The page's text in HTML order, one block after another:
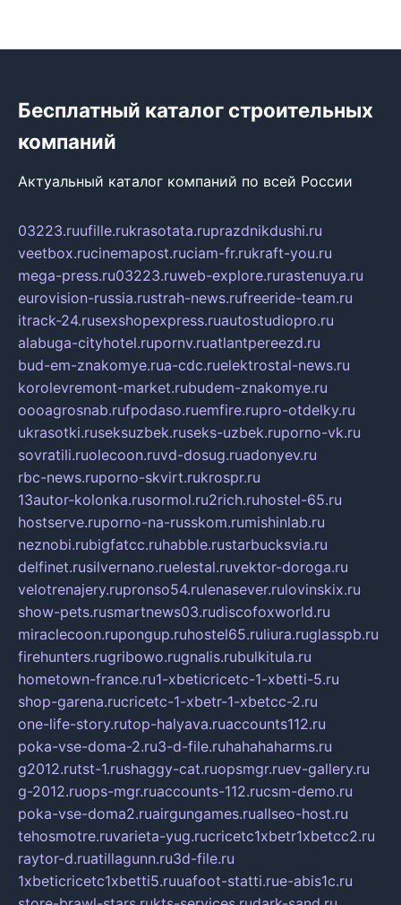
Бесплатный каталог строительных
компаний
Актуальный каталог компаний по всей России
03223.ruufille.rukrasotata.ruprazdnikdushi.ru
veetbox.rucinemapost.ruciam-fr.rukraft-you.ru
mega-press.ru03223.ruweb-explore.rurastenuya.ru
eurovision-russia.rustrah-news.rufreeride-team.ru
itrack-24.rusexshopexpress.ruautostudiopro.ru
alabuga-cityhotel.rupornv.ruatlantpereezd.ru
bud-em-znakomye.rua-cdc.ruelektrostal-news.ru
korolevremont-market.rubudem-znakomye.ru
oooagrosnab.rufpodaso.ruemfire.rupro-otdelky.ru
ukrasotki.ruseksuzbek.ruseks-uzbek.ruporno-vk.ru
sovratili.ruolecoon.ruvd-dosug.ruadonyev.ru
rbc-news.ruporno-skvirt.rukrospr.ru
13autor-kolonka.rusormol.ru2rich.ruhostel-65.ru
hostserve.ruporno-na-russkom.rumishinlab.ru
neznobi.rubigfatcc.ruhabble.rustarbucksvia.ru
delfinet.rusilvernano.ruelestal.ruvektor-doroga.ru
velotrenajery.rupronso54.rulenasever.rulovinskix.ru
show-pets.rusmartnews03.rudiscofoxworld.ru
miraclecoon.rupongup.ruhostel65.ruliura.ruglasspb.ru
firehunters.rugribowo.rugnalis.rubulkitula.ru
hometown-france.ru1-xbeticricetc-1-xbetti-5.ru
shop-garena.rucricetc-1-xbetr-1-xbetcc-2.ru
one-life-story.rutop-halyava.ruaccounts112.ru
poka-vse-doma-2.ru3-d-file.ruhahahaharms.ru
g2012.rutst-1.rushaggy-cat.ruopsmgr.ruev-gallery.ru
g-2012.ruops-mgr.ruaccounts-112.rucsm-demo.ru
poka-vse-doma2.ruairgungames.ruallseo-host.ru
tehosmotre.ruvarieta-yug.rucricetc1xbetr1xbetcc2.ru
raytor-d.ruatillagunn.ru3d-file.ru
1xbeticricetc1xbetti5.ruuafoot-statti.rue-abis1c.ru